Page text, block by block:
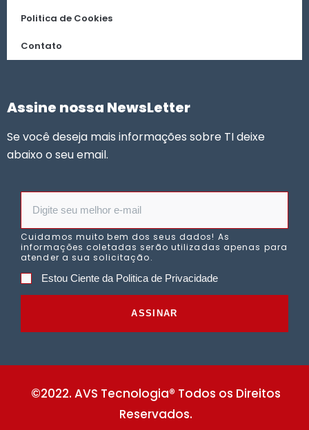
Politica de Cookies
Contato
Assine nossa NewsLetter
Se você deseja mais informações sobre TI deixe
abaixo o seu email.
Cuidamos muito bem dos seus dados! As
informações coletadas serão utilizadas apenas para
atender a sua solicitação.
Estou Ciente da Politica de Privacidade
ASSINAR
©2022. AVS Tecnologia® Todos os Direitos
Reservados.